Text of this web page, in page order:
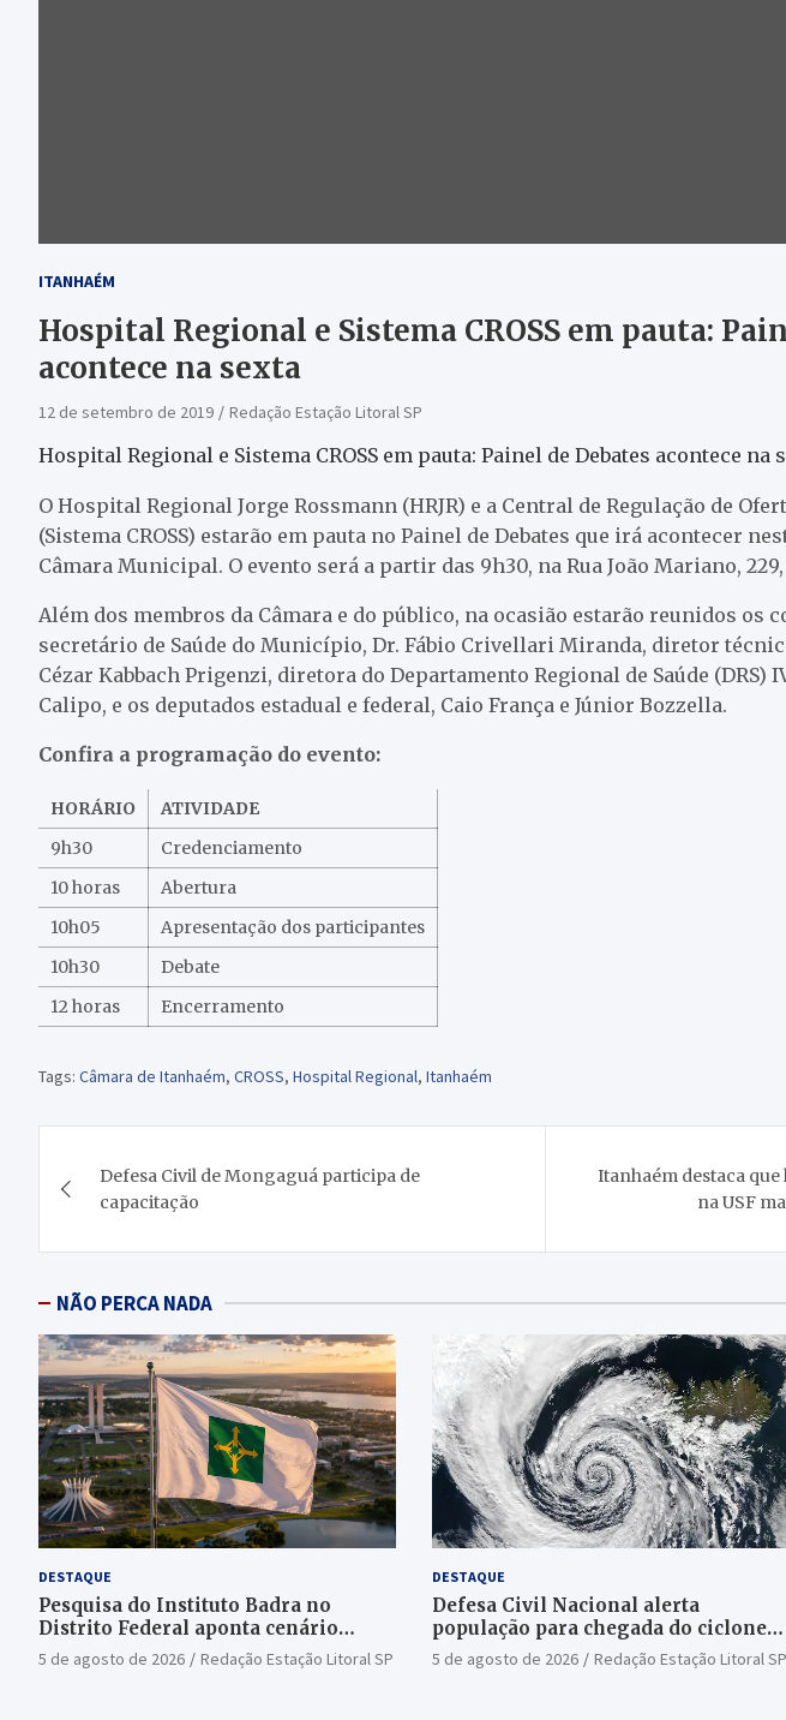
ITANHAÉM
Hospital Regional e Sistema CROSS em pauta:
acontece na sexta
12 de setembro de 2019 Redação Estação Litoral SP
Hospital Regional e Sistema CROSS em pauta: Painel de Debates acontece na
O Hospital Regional Jorge Rossmann (HRJR) e a Central de Regulação de
(Sistema CROSS) estarão em pauta no Painel de Debates que irá acontecer
Câmara Municipal. O evento será a partir das 9h30, na Rua João Mariano,
Além dos membros da Câmara e do público, na ocasião estarão reunidos os
secretário de Saúde do Município, Dr. Fábio Crivellari Miranda, diretor
Cézar Kabbach Prigenzi, diretora do Departamento Regional de Saúde (DRS)
Calipo, e os deputados estadual e federal, Caio França e Júnior Bozzella.
Confira a programação do evento:
HORÁRIO
ATIVIDADE
9h30
Credenciamento
10 horas
Abertura
10h05
Apresentação dos participantes
10h30
Debate
12 horas
Encerramento
Tags: Câmara de Itanhaém, CROSS, Hospital Regional, Itanhaém
de
Post
Defesa Civil de Mongaguá participa de
capacitação
Itanhaém destaca
na USF
NÃO PERCA NADA
DESTAQUE
Pesquisa do Instituto Badra no
Distrito Federal aponta cenário
aberto para o Senado
5 de agosto de 2026 Redação Estação Litoral SP
DESTAQUE
Defesa Civil Nacional alerta
população para chegada do ciclone
bomba
5 de agosto de 2026 Redação Estação Litoral SP